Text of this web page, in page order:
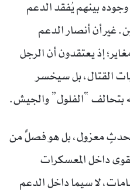
بينهم يُفقد الدعم
غير أن أنصار الدعم
إذ يعتقدون أن الرجل
القتال، بل سيخسر
بتحالف “الفلول” والجيش.
كحدثٍ معزول، بل هو فصلٌ من
داخل المعسكرات
لا سيما داخل الدعم